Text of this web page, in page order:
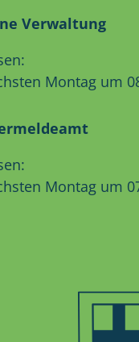
Verwaltung
weitere
Montag um
weitere
Montag um